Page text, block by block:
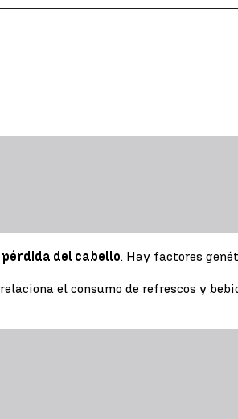
pérdida del cabello. Hay factores
el consumo de refrescos y